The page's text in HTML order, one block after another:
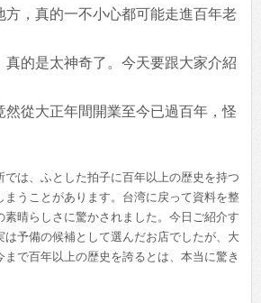
方，真的一不小心都可能走進百年老
的是太神奇了。今天要跟大家介紹
從大正年間開業至今已過百年，怪
では、ふとした拍子に百年以上の歴史を持つ
うことがあります。台湾に戻って資料を整
晴らしさに驚かされました。今日ご紹介す
は予備の候補として選んだお店でしたが、大
で百年以上の歴史を誇るとは、本当に驚き